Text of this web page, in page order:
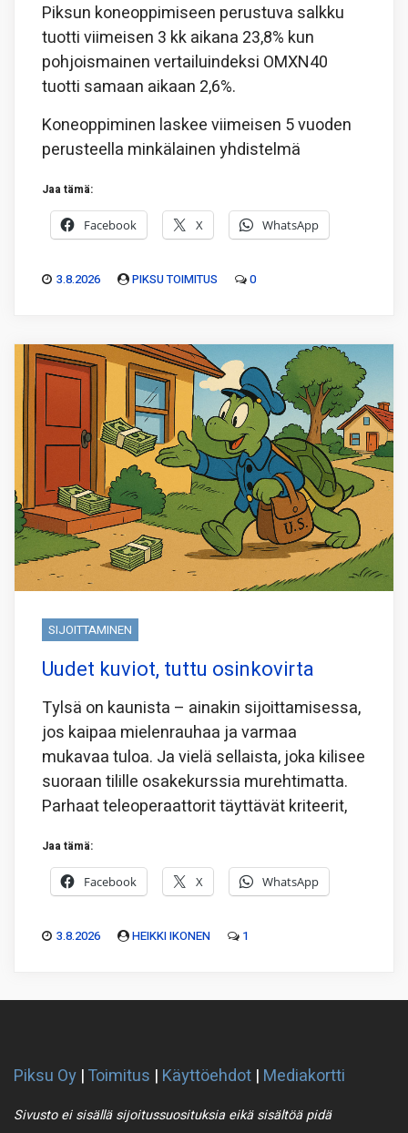
Piksun koneoppimiseen perustuva salkku
tuotti viimeisen 3 kk aikana 23,8% kun
pohjoismainen vertailuindeksi OMXN40
tuotti samaan aikaan 2,6%.
Koneoppiminen laskee viimeisen 5 vuoden
perusteella minkälainen yhdistelmä
Jaa tämä:
Facebook X WhatsApp
3.8.2026 PIKSU TOIMITUS 0
SIJOITTAMINEN
Uudet kuviot, tuttu osinkovirta
Tylsä on kaunista – ainakin sijoittamisessa,
jos kaipaa mielenrauhaa ja varmaa
mukavaa tuloa. Ja vielä sellaista, joka kilisee
suoraan tilille osakekurssia murehtimatta.
Parhaat teleoperaattorit täyttävät kriteerit,
Jaa tämä:
Facebook X WhatsApp
3.8.2026 HEIKKI IKONEN 1
Piksu Oy |Toimitus | Käyttöehdot | Mediakortti
Sivusto ei sisällä sijoitussuosituksia eikä sisältöä pidä